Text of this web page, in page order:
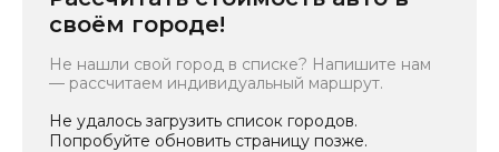
своём городе!
Не нашли свой город в списке? Напишите нам
— рассчитаем индивидуальный маршрут.
Не удалось загрузить список городов.
Попробуйте обновить страницу позже.